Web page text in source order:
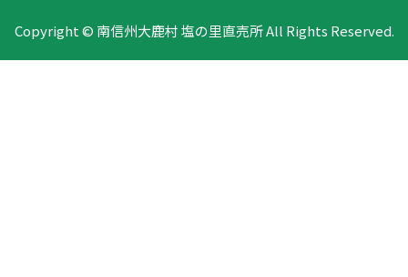
Copyright © 南信州大鹿村 塩の里直売所 All Rights Reserved.